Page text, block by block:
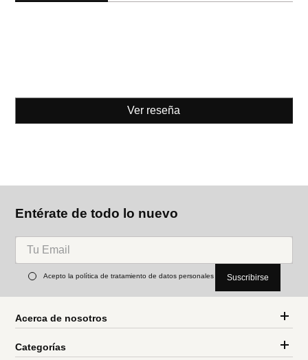
Ver reseña
Entérate de todo lo nuevo
Acepto la política de tratamiento de datos personales Suscribirse
Acerca de nosotros
Categorías